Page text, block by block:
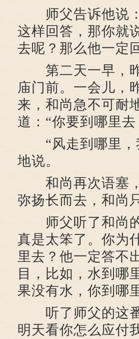
师父告诉他说：
这样回答，那你就
去呢？那么他一定
第二天一早，昨
庙门前。一会儿，
来，和尚急不可耐
道：“你要到哪里去
“风走到哪里，
地说。
和尚再次语塞，
弥扬长而去，和尚
师父听了和尚的
真是太笨了。你为
里去？他一定答不
目，比如，水到哪
果没有水，你到哪
听了师父的这番
明天看你怎么应付